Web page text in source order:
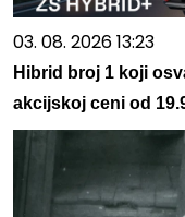
03. 08. 2026 13:23
Hibrid broj 1 koji
akcijskoj ceni od